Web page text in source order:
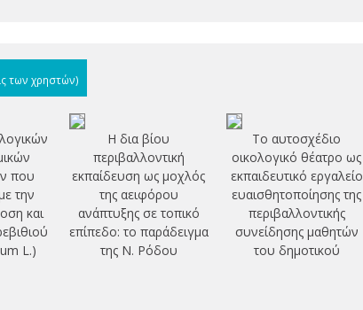
των χρηστών)
που
την
και
L.)
Η δια βίου
περιβαλλοντική
εκπαίδευση ως μοχλός
της αειφόρου
ανάπτυξης σε τοπικό
επίπεδο: το παράδειγμα
της Ν. Ρόδου
Το αυτοσχέδιο
οικολογικό θέατρο ως
εκπαιδευτικό εργαλείο
ευαισθητοποίησης της
περιβαλλοντικής
συνείδησης μαθητών
του δημοτικού